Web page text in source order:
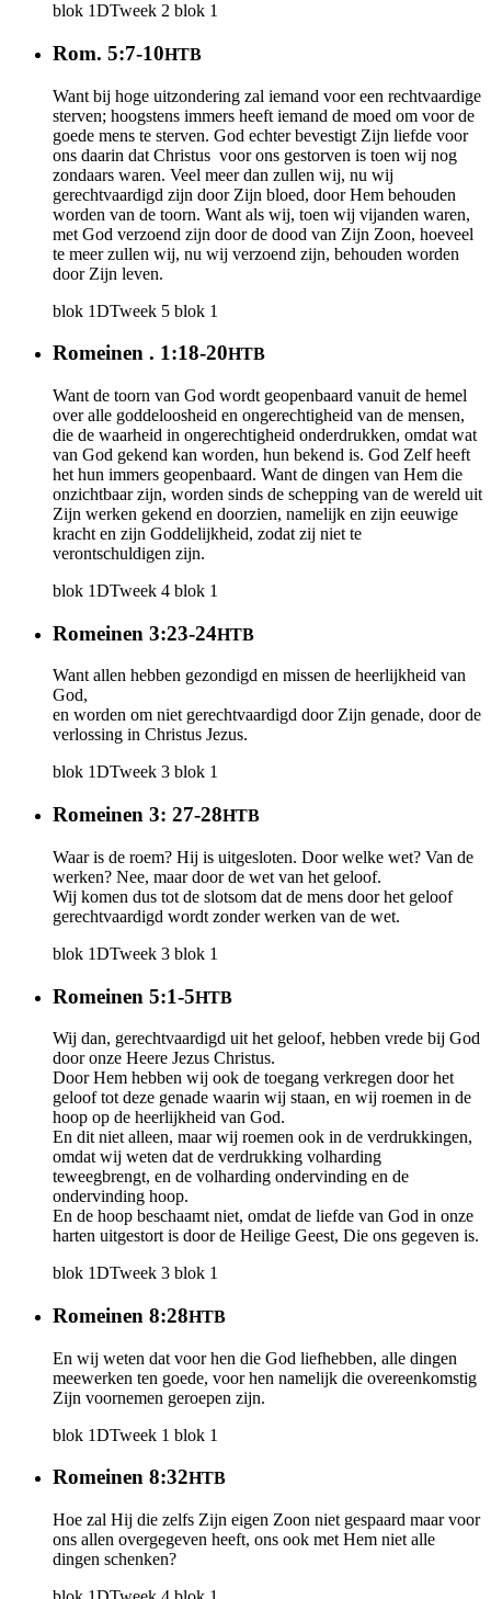
blok 1DTweek 2 blok 1
Rom. 5:7-10HTB
Want bij hoge uitzondering zal iemand voor een rechtvaardige
sterven; hoogstens immers heeft iemand de moed om voor de
goede mens te sterven. God echter bevestigt Zijn liefde voor
ons daarin dat Christus voor ons gestorven is toen wij nog
zondaars waren. Veel meer dan zullen wij, nu wij
gerechtvaardigd zijn door Zijn bloed, door Hem behouden
worden van de toorn. Want als wij, toen wij vijanden waren,
met God verzoend zijn door de dood van Zijn Zoon, hoeveel
te meer zullen wij, nu wij verzoend zijn, behouden worden
door Zijn leven.
blok 1DTweek 5 blok 1
Romeinen . 1:18-20HTB
Want de toorn van God wordt geopenbaard vanuit de hemel
over alle goddeloosheid en ongerechtigheid van de mensen,
die de waarheid in ongerechtigheid onderdrukken, omdat wat
van God gekend kan worden, hun bekend is. God Zelf heeft
het hun immers geopenbaard. Want de dingen van Hem die
onzichtbaar zijn, worden sinds de schepping van de wereld uit
Zijn werken gekend en doorzien, namelijk en zijn eeuwige
kracht en zijn Goddelijkheid, zodat zij niet te
verontschuldigen zijn.
blok 1DTweek 4 blok 1
Romeinen 3:23-24HTB
Want allen hebben gezondigd en missen de heerlijkheid van
God,
en worden om niet gerechtvaardigd door Zijn genade, door de
verlossing in Christus Jezus.
blok 1DTweek 3 blok 1
Romeinen 3: 27-28HTB
Waar is de roem? Hij is uitgesloten. Door welke wet? Van de
werken? Nee, maar door de wet van het geloof.
Wij komen dus tot de slotsom dat de mens door het geloof
gerechtvaardigd wordt zonder werken van de wet.
blok 1DTweek 3 blok 1
Romeinen 5:1-5HTB
Wij dan, gerechtvaardigd uit het geloof, hebben vrede bij God
door onze Heere Jezus Christus.
Door Hem hebben wij ook de toegang verkregen door het
geloof tot deze genade waarin wij staan, en wij roemen in de
hoop op de heerlijkheid van God.
En dit niet alleen, maar wij roemen ook in de verdrukkingen,
omdat wij weten dat de verdrukking volharding
teweegbrengt, en de volharding ondervinding en de
ondervinding hoop.
En de hoop beschaamt niet, omdat de liefde van God in onze
harten uitgestort is door de Heilige Geest, Die ons gegeven is.
blok 1DTweek 3 blok 1
Romeinen 8:28HTB
En wij weten dat voor hen die God liefhebben, alle dingen
meewerken ten goede, voor hen namelijk die overeenkomstig
Zijn voornemen geroepen zijn.
blok 1DTweek 1 blok 1
Romeinen 8:32HTB
Hoe zal Hij die zelfs Zijn eigen Zoon niet gespaard maar voor
ons allen overgegeven heeft, ons ook met Hem niet alle
dingen schenken?